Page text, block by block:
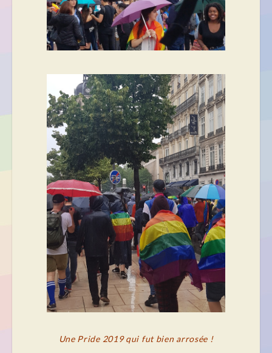
Une Pride 2019 qui fut bien arrosée !